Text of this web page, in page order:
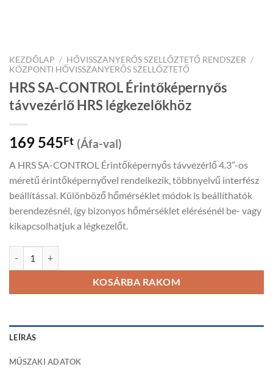
KEZDŐLAP / HŐVISSZANYERŐS SZELLŐZTETŐ RENDSZER /
KÖZPONTI HŐVISSZANYERŐS SZELLŐZTETŐ
HRS SA-CONTROL Érintőképernyős
távvezérlő HRS légkezelőkhöz
169 545Ft (Áfa-val)
A HRS SA-CONTROL Érintőképernyős távvezérlő 4.3”-os
méretű érintőképernyővel rendelkezik, többnyelvű interfész
beállítással. Különböző hőmérséklet módok is beállíthatók
berendezésnél, így bizonyos hőmérséklet elérésénél be- vagy
kikapcsolhatjuk a légkezelőt.
KOSÁRBA RAKOM
LEÍRÁS
MŰSZAKI ADATOK